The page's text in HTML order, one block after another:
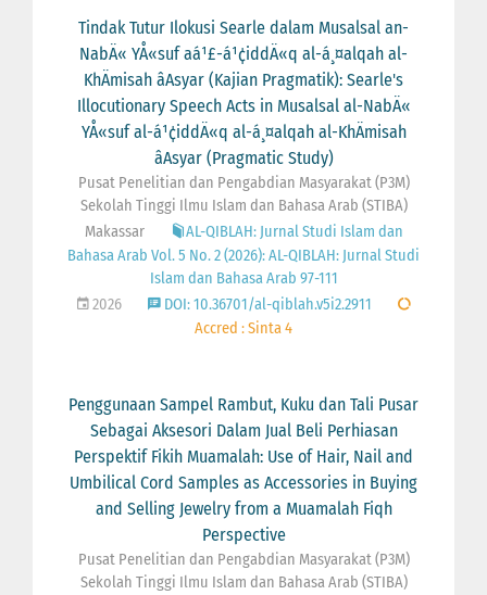
Tindak Tutur Ilokusi Searle dalam Musalsal an-
NabÄ« YÅ«suf aá¹£-á¹¢iddÄ«q al-á¸¤alqah al-
KhÄmisah âAsyar (Kajian Pragmatik): Searle's
Illocutionary Speech Acts in Musalsal al-NabÄ«
YÅ«suf al-á¹¢iddÄ«q al-á¸¤alqah al-KhÄmisah
âAsyar (Pragmatic Study)
Pusat Penelitian dan Pengabdian Masyarakat (P3M)
Sekolah Tinggi Ilmu Islam dan Bahasa Arab (STIBA)
Makassar
AL-QIBLAH: Jurnal Studi Islam dan
Bahasa Arab Vol. 5 No. 2 (2026): AL-QIBLAH: Jurnal Studi
Islam dan Bahasa Arab 97-111
2026
DOI: 10.36701/al-qiblah.v5i2.2911
Accred : Sinta 4
Penggunaan Sampel Rambut, Kuku dan Tali Pusar
Sebagai Aksesori Dalam Jual Beli Perhiasan
Perspektif Fikih Muamalah: Use of Hair, Nail and
Umbilical Cord Samples as Accessories in Buying
and Selling Jewelry from a Muamalah Fiqh
Perspective
Pusat Penelitian dan Pengabdian Masyarakat (P3M)
Sekolah Tinggi Ilmu Islam dan Bahasa Arab (STIBA)